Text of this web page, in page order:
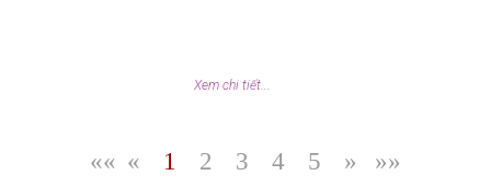
Xem chi tiết...
«« « 1 2 3 4 5 » »»